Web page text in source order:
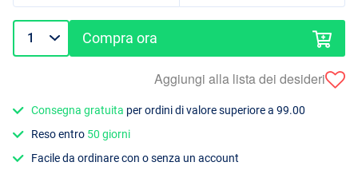
Compra ora
Aggiungi alla lista dei desideri
Consegna gratuita per ordini di valore superiore a 99.00
Reso entro 50 giorni
Facile da ordinare con o senza un account